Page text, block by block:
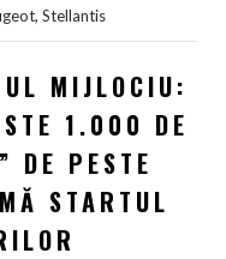
, Stellantis
MIJLOCIU:
1.000 DE
DE PESTE
STARTUL